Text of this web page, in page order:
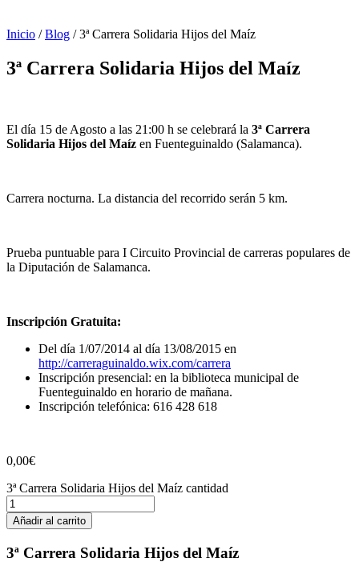
Inicio /Blog / 3ª Carrera Solidaria Hijos del Maíz
3ª Carrera Solidaria Hijos del Maíz
El día 15 de Agosto a las 21:00 h se celebrará la 3ª Carrera
Solidaria Hijos del Maíz en Fuenteguinaldo (Salamanca).
Carrera nocturna. La distancia del recorrido serán 5 km.
Prueba puntuable para I Circuito Provincial de carreras populares de
la Diputación de Salamanca.
Inscripción Gratuita:
Del día 1/07/2014 al día 13/08/2015 en
http://carreraguinaldo.wix.com/carrera
Inscripción presencial: en la biblioteca municipal de
Fuenteguinaldo en horario de mañana.
Inscripción telefónica: 616 428 618
0,00€
3ª Carrera Solidaria Hijos del Maíz cantidad
Añadir al carrito
3ª Carrera Solidaria Hijos del Maíz